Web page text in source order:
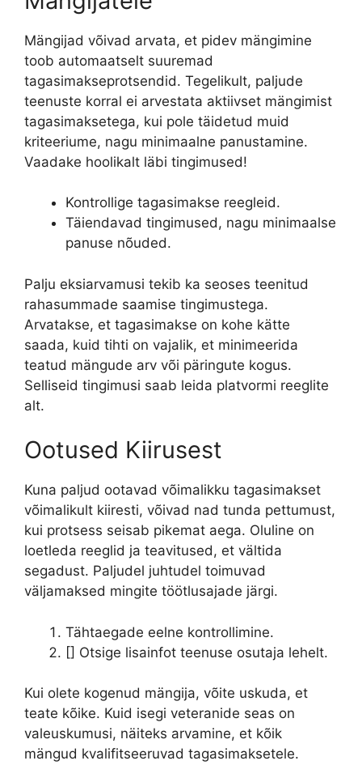
Mängijad võivad arvata, et pidev mängimine
toob automaatselt suuremad
tagasimakseprotsendid. Tegelikult, paljude
teenuste korral ei arvestata aktiivset mängimist
tagasimaksetega, kui pole täidetud muid
kriteeriume, nagu minimaalne panustamine.
Vaadake hoolikalt läbi tingimused!
Kontrollige tagasimakse reegleid.
Täiendavad tingimused, nagu minimaalse
panuse nõuded.
Palju eksiarvamusi tekib ka seoses teenitud
rahasummade saamise tingimustega.
Arvatakse, et tagasimakse on kohe kätte
saada, kuid tihti on vajalik, et minimeerida
teatud mängude arv või päringute kogus.
Selliseid tingimusi saab leida platvormi reeglite
alt.
Ootused Kiirusest
Kuna paljud ootavad võimalikku tagasimakset
võimalikult kiiresti, võivad nad tunda pettumust,
kui protsess seisab pikemat aega. Oluline on
loetleda reeglid ja teavitused, et vältida
segadust. Paljudel juhtudel toimuvad
väljamaksed mingite töötlusajade järgi.
Tähtaegade eelne kontrollimine.
[] Otsige lisainfot teenuse osutaja lehelt.
Kui olete kogenud mängija, võite uskuda, et
teate kõike. Kuid isegi veteranide seas on
valeuskumusi, näiteks arvamine, et kõik
mängud kvalifitseeruvad tagasimaksetele.